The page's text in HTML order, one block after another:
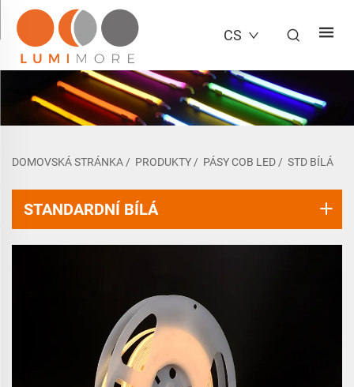
CS
DOMOVSKÁ STRÁNKA / PRODUKTY / PÁSY COB LED / STD BÍLÁ
STANDARDNÍ BÍLÁ